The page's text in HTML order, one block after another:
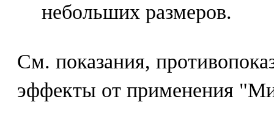
небольших размеров.
См. показания,
эффекты от применения